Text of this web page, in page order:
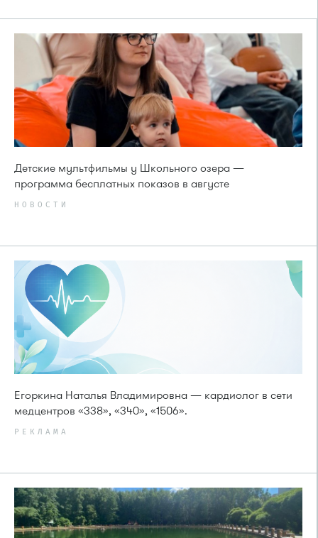
Детские мультфильмы у Школьного озера —
программа бесплатных показов в августе
НОВОСТИ
Егоркина Наталья Владимировна — кардиолог в сети
медцентров «338», «340», «1506».
РЕКЛАМА